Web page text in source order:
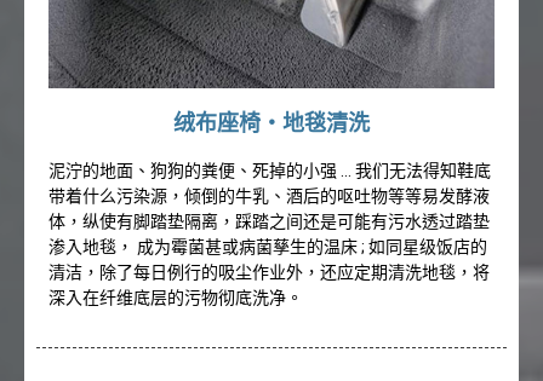
绒布座椅‧地毯清洗
泥泞的地面、狗狗的粪便、死掉的小强 … 我们无法得知鞋底
带着什么污染源，倾倒的牛乳、酒后的呕吐物等等易发酵液
体，纵使有脚踏垫隔离，踩踏之间还是可能有污水透过踏垫
渗入地毯， 成为霉菌甚或病菌孳生的温床 ; 如同星级饭店的
清洁，除了每日例行的吸尘作业外，还应定期清洗地毯，将
深入在纤维底层的污物彻底洗净。